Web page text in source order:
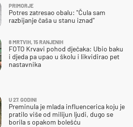
PRIMORJE
Potres zatresao obalu: "Čula sam
razbijanje čaša u stanu iznad"
8 MRTVIH, 15 RANJENIH
FOTO Krvavi pohod dječaka: Ubio baku
i djeda pa upao u školu i likvidirao pet
nastavnika
U 27. GODINI
Preminula je mlada influencerica koju je
pratilo više od milijun ljudi, dugo se
borila s opakom bolešću